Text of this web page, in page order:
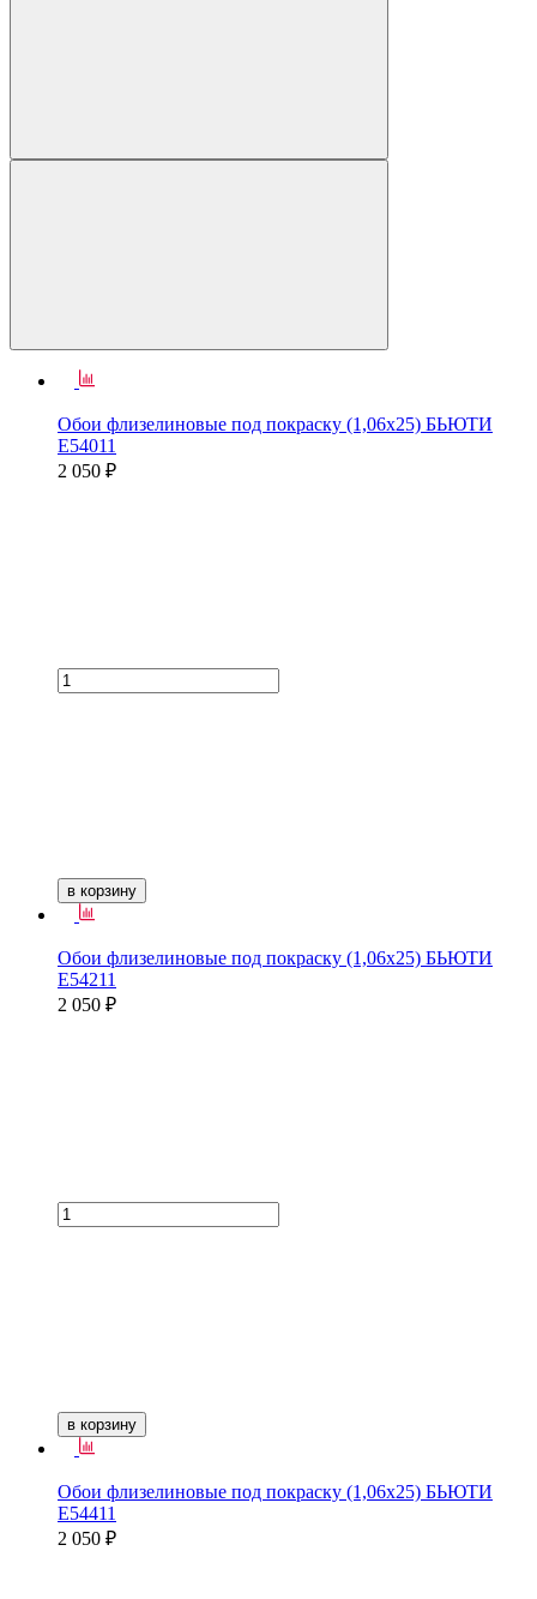
Обои флизелиновые под покраску (1,06х25) БЬЮТИ
Е54011
2 050 ₽
в корзину
Обои флизелиновые под покраску (1,06х25) БЬЮТИ
Е54211
2 050 ₽
в корзину
Обои флизелиновые под покраску (1,06х25) БЬЮТИ
Е54411
2 050 ₽